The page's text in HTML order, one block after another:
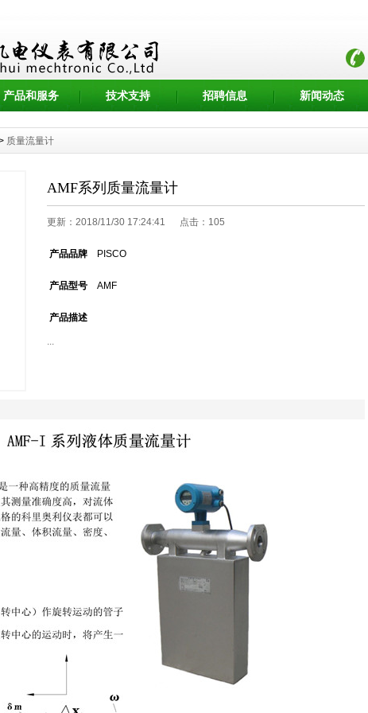
产品和服务 技术支持 招聘信息 新闻动态
质量流量计
AMF系列质量流量计
更新：2018/11/30 17:24:41 点击： 105
产品品牌 PISCO
产品型号 AMF
产品描述
...